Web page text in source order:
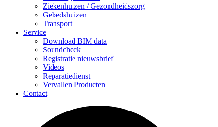
Ziekenhuizen / Gezondheidszorg
Gebedshuizen
Transport
Service
Download BIM data
Soundcheck
Registratie nieuwsbrief
Videos
Reparatiedienst
Vervallen Producten
Contact